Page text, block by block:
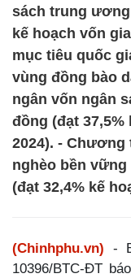
sách trung ương
kế hoạch vốn
mục tiêu quốc
vùng đồng bào
ngân vốn ngân
đồng (đạt
2024). -
nghèo bền vững
(đạt 32,4% kế
(Chinhphu.vn) -
10396/BTC-ĐT